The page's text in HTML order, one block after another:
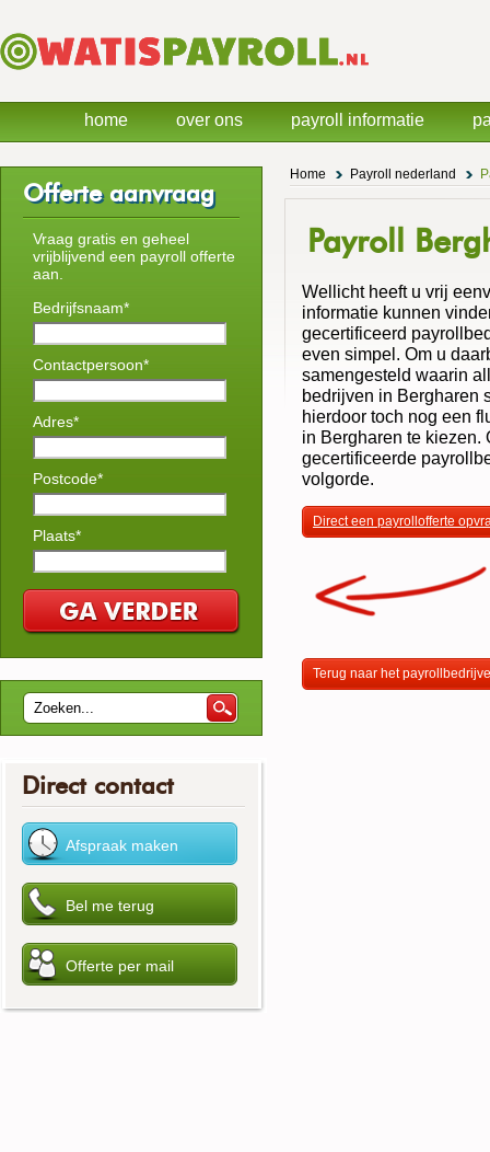
Home Payroll nederland
Payroll
Wellicht heeft u vrij
informatie kunnen
gecertificeerd
even simpel. Om u
samengesteld waarin
bedrijven in Bergharen
hierdoor toch nog een
in Bergharen te kiezen.
gecertificeerde
volgorde.
Direct een payrollofferte
Terug naar het
Offerte aanvraag
Vraag gratis en geheel
vrijblijvend een payroll offerte
aan.
Bedrijfsnaam*
Contactpersoon*
Adres*
Postcode*
Plaats*
Direct contact
home over ons payroll informatie